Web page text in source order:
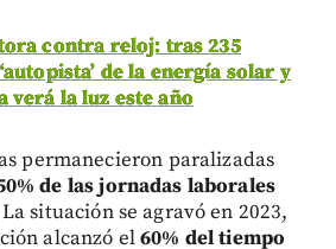
contra reloj: tras 235
de la energía solar y
verá la luz este año
permanecieron paralizadas
de las jornadas laborales
situación se agravó en 2023,
alcanzó el60% del tiempo